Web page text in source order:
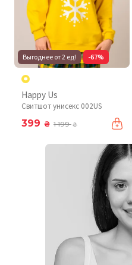
Выгоднее от 2 ед! -67%
Happy Us
Свитшот унисекс 002US
399 ₴ 1 199₴